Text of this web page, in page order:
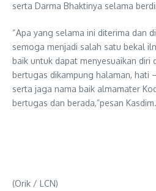
serta Darma Bhaktinya selama
“Apa yang selama ini diterima dan
semoga menjadi salah satu bekal
baik untuk dapat menyesuaikan diri
bertugas dikampung halaman, hati
serta jaga nama baik almamater
bertugas dan berada,”pesan Kasdim.
(Orik / LCN)